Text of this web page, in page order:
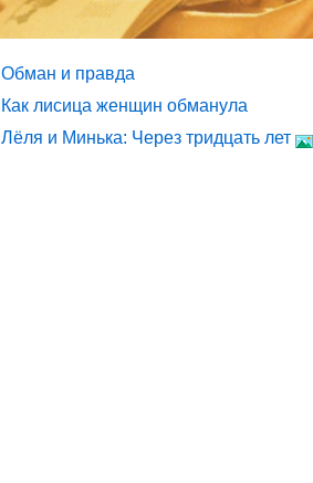
Обман и правда
Как лисица женщин обманула
Лёля и Минька: Через тридцать лет